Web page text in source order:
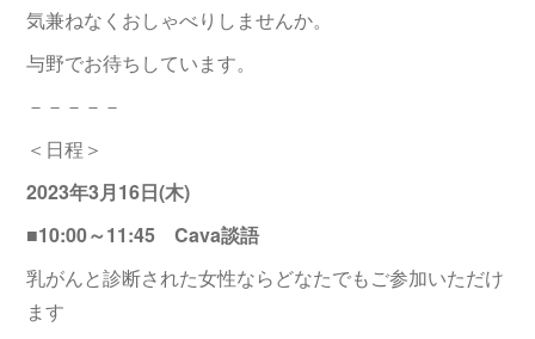
気兼ねなくおしゃべりしませんか。
与野でお待ちしています。
－－－－－
＜日程＞
2023年3月16日(木)
■10:00～11:45 Cava談語
乳がんと診断された女性ならどなたでもご参加いただけ
ます